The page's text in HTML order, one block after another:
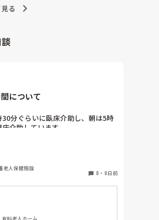
る
について
分ぐらいに臥床介助し、朝は5時
介助しています。
態や体調面を考慮して決めていま
なさんの施設は何時ごろから臥
か？
老人保健施設
8 ・ 8日前
料老人ホーム